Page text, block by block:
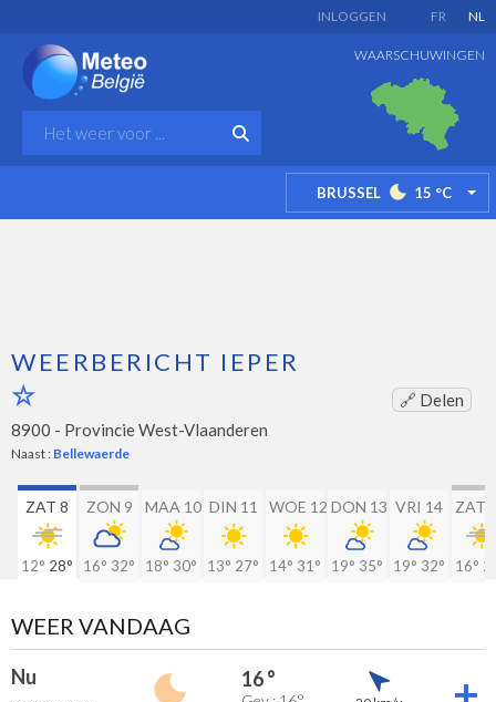
FR NL
INLOGGEN
WAARSCHUWINGEN
BRUSSEL 15 °C
WEERBERICHT IEPER
🔗 Delen
8900 - Provincie West-Vlaanderen
Naast : Bellewaerde
ZAT 8
12° 28°
ZON 9
16° 32°
MAA 10
18° 30°
DIN 11
13° 27°
WOE 12
14° 31°
DON 13
19° 35°
VRI 14
19° 32°
ZAT
16°
WEER VANDAAG
Nu 16 °